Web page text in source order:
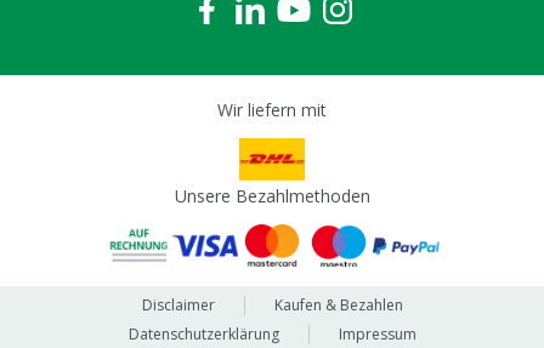
Wir liefern mit
Unsere Bezahlmethoden
Disclaimer
Kaufen & Bezahlen
Datenschutzerklärung
Impressum